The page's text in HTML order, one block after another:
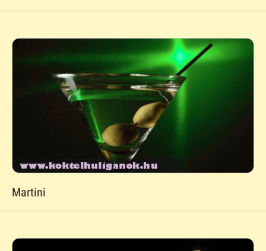
Martini